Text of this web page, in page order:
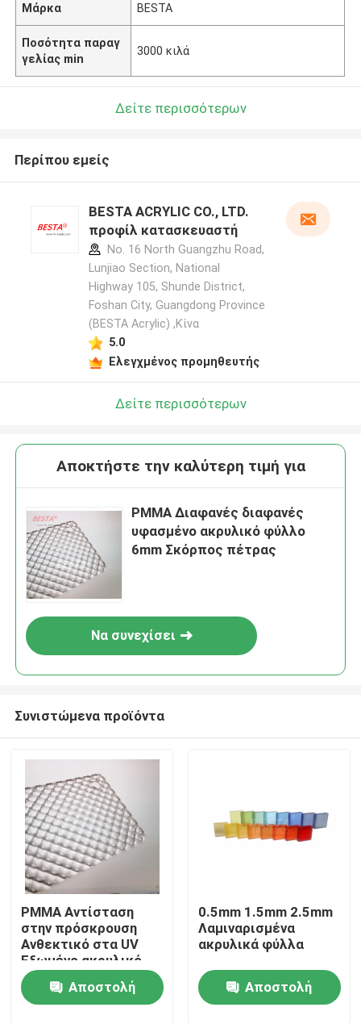
Σπίτι
Προϊόντα
Μάρκα BESTA
Ποσότητα παραγ
γελίας min
3000 κιλά
Δείτε περισσότερων
Περίπου εμείς
BESTA ACRYLIC CO., LTD.
προφίλ κατασκευαστή
No. 16 North Guangzhu Road,
Lunjiao Section, National
Highway 105, Shunde District,
Foshan City, Guangdong Province
(BESTA Acrylic) ,Κίνα
5.0
Ελεγχμένος προμηθευτής
Δείτε περισσότερων
Αποκτήστε την καλύτερη τιμή για
PMMA Διαφανές διαφανές
υφασμένο ακρυλικό φύλλο
6mm Σκόρπος πέτρας
Να συνεχίσει
Συνιστώμενα προϊόντα
PMMA Αντίσταση
στην πρόσκρουση
Ανθεκτικό στα UV
Εξωμένο ακρυλικό
πάνελ Εύκολο σε
κοπή για διάφορες
εφαρμογές
Αποστολή
0.5mm 1.5mm 2.5mm
Λαμιναρισμένα
ακρυλικά φύλλα
Αποστολή